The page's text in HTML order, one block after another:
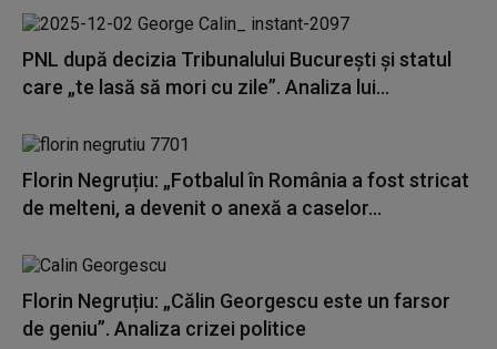
PNL după decizia Tribunalului București și statul
care „te lasă să mori cu zile”. Analiza lui...
Florin Negruțiu: „Fotbalul în România a fost stricat
de melteni, a devenit o anexă a caselor...
Florin Negruțiu: „Călin Georgescu este un farsor
de geniu”. Analiza crizei politice